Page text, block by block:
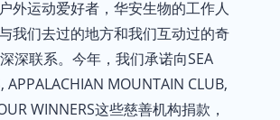
外运动爱好者，华安生物的工作人
我们去过的地方和我们互动过的奇
深联系。今年，我们承诺向SEA
APPALACHIAN MOUNTAIN CLUB,
WINNERS这些慈善机构捐款，